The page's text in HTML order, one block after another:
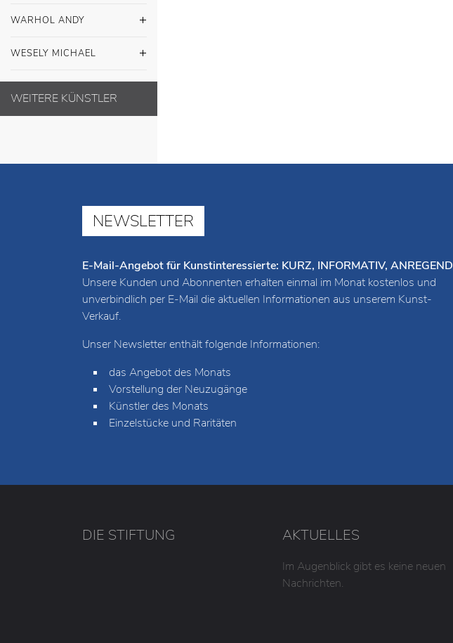
WARHOL ANDY
WESELY MICHAEL
WEITERE KÜNSTLER
NEWSLETTER
E-Mail-Angebot für Kunstinteressierte: KURZ, INFORMATIV, ANREGEND
Unsere Kunden und Abonnenten erhalten einmal im Monat kostenlos und
unverbindlich per E-Mail die aktuellen Informationen aus unserem Kunst-
Verkauf.
Unser Newsletter enthält folgende Informationen:
das Angebot des Monats
Vorstellung der Neuzugänge
Künstler des Monats
Einzelstücke und Raritäten
DIE STIFTUNG AKTUELLES
Im Augenblick gibt es keine neuen
Nachrichten.